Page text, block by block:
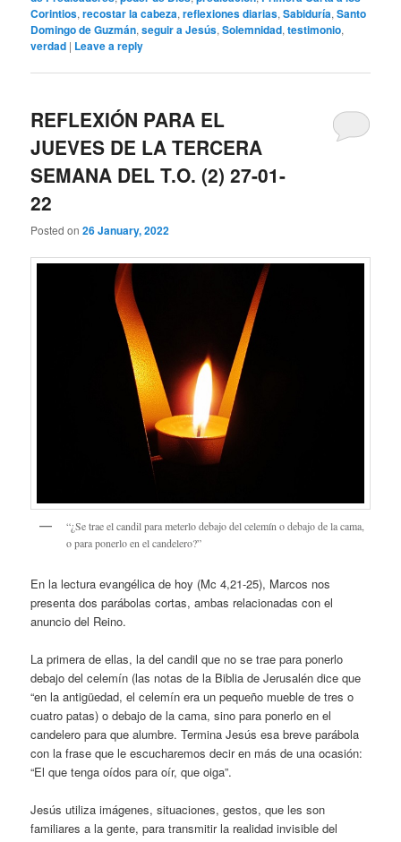
Corintios,recostar la cabeza,reflexiones diarias,Sabiduría,Santo
Domingo de Guzmán,seguir a Jesús,Solemnidad,testimonio,
verdad | Leave a reply
REFLEXIÓN PARA EL
JUEVES DE LA TERCERA
SEMANA DEL T.O. (2) 27-01-
22
Posted on26 January, 2022
“¿Se trae el candil para meterlo debajo del celemín o debajo de la cama,
o para ponerlo en el candelero?”
En la lectura evangélica de hoy (Mc 4,21-25), Marcos nos
presenta dos parábolas cortas, ambas relacionadas con el
anuncio del Reino.
La primera de ellas, la del candil que no se trae para ponerlo
debajo del celemín (las notas de la Biblia de Jerusalén dice que
“en la antigüedad, el celemín era un pequeño mueble de tres o
cuatro patas) o debajo de la cama, sino para ponerlo en el
candelero para que alumbre. Termina Jesús esa breve parábola
con la frase que le escucharemos decir en más de una ocasión:
“El que tenga oídos para oír, que oiga”.
Jesús utiliza imágenes, situaciones, gestos, que les son
familiares a la gente, para transmitir la realidad invisible del